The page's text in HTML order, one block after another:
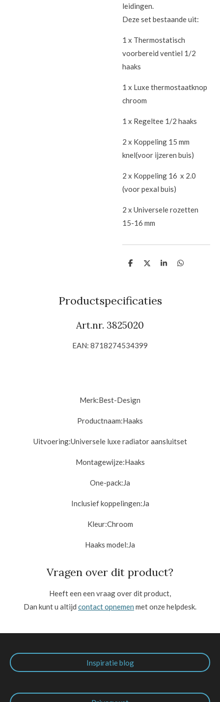
leidingen.
Deze set bestaande uit:
1 x Thermostatisch
voorbereid ventiel 1/2
haaks
1 x Luxe thermostaatknop
chroom
1 x Regeltee 1/2 haaks
2 x Koppeling 15 mm
knel(voor ijzeren buis)
2 x Koppeling 16 x 2.0
(voor pexal buis)
2 x Universele rozetten
15-16 mm
D
n
D
S
D
Productspecificaties
Art.nr. 3825020
EAN: 8718274534399
Merk:Best-Design
Productnaam:Haaks
Uitvoering:Universele luxe radiator aansluitset
Montagewijze:Haaks
One-pack:Ja
Inclusief koppelingen:Ja
Kleur:Chroom
Haaks model:Ja
Vragen over dit product?
Heeft een een vraag over dit product,
Dan kunt u altijd contact opnemen met onze helpdesk.
Inspiratie blog